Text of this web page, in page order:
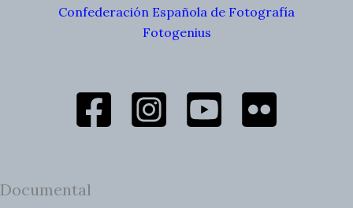
Confederación Española de Fotografía
Fotogenius
Documental